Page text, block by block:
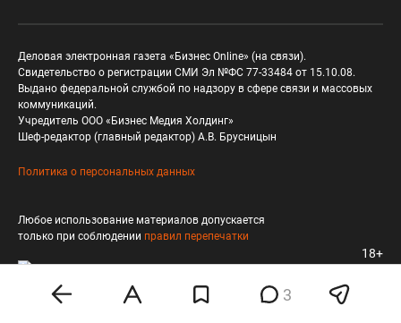
3
Деловая электронная газета «Бизнес Online» (на связи).
Свидетельство о регистрации СМИ Эл №ФС 77-33484 от 15.10.08.
Выдано федеральной службой по надзору в сфере связи и массовых
коммуникаций.
Учредитель ООО «Бизнес Медия Холдинг»
Шеф-редактор (главный редактор) А.В. Брусницын
Политика о персональных данных
Любое использование материалов допускается
только при соблюдении правил перепечатки
18+